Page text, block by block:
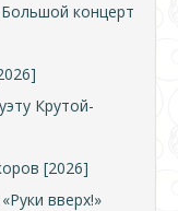
концерт
Крутой-
[2026]
вверх!»